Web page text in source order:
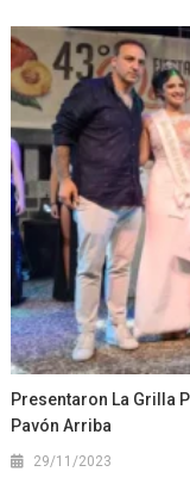
Presentaron La Grilla
Pavón Arriba
29/11/2023